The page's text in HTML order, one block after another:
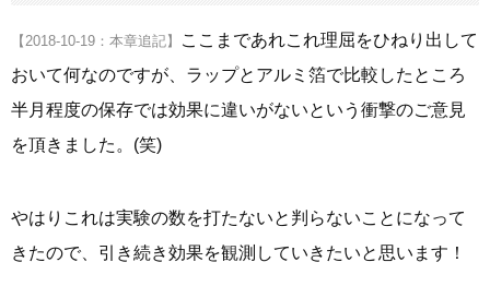
【2018-10-19：本章追記】
ここまであれこれ理屈をひねり出して
おいて何なのですが、ラップとアルミ箔で比較したところ
半月程度の保存では効果に違いがないという衝撃のご意見
を頂きました。(笑)
やはりこれは実験の数を打たないと判らないことになって
きたので、引き続き効果を観測していきたいと思います！